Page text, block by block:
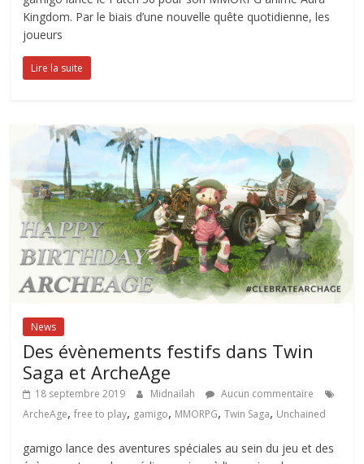
Kingdom. Par le biais d’une nouvelle quête quotidienne, les
joueurs
Lire la suite
News
Des évènements festifs dans Twin
Saga et ArcheAge
18 septembre 2019 Midnailah
Aucun commentaire
ArcheAge,free to play, gamigo, MMORPG,Twin Saga, Unchained
gamigo lance des aventures spéciales au sein du jeu et des